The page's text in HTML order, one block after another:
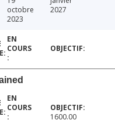
octobre
2023
2027
1600.00